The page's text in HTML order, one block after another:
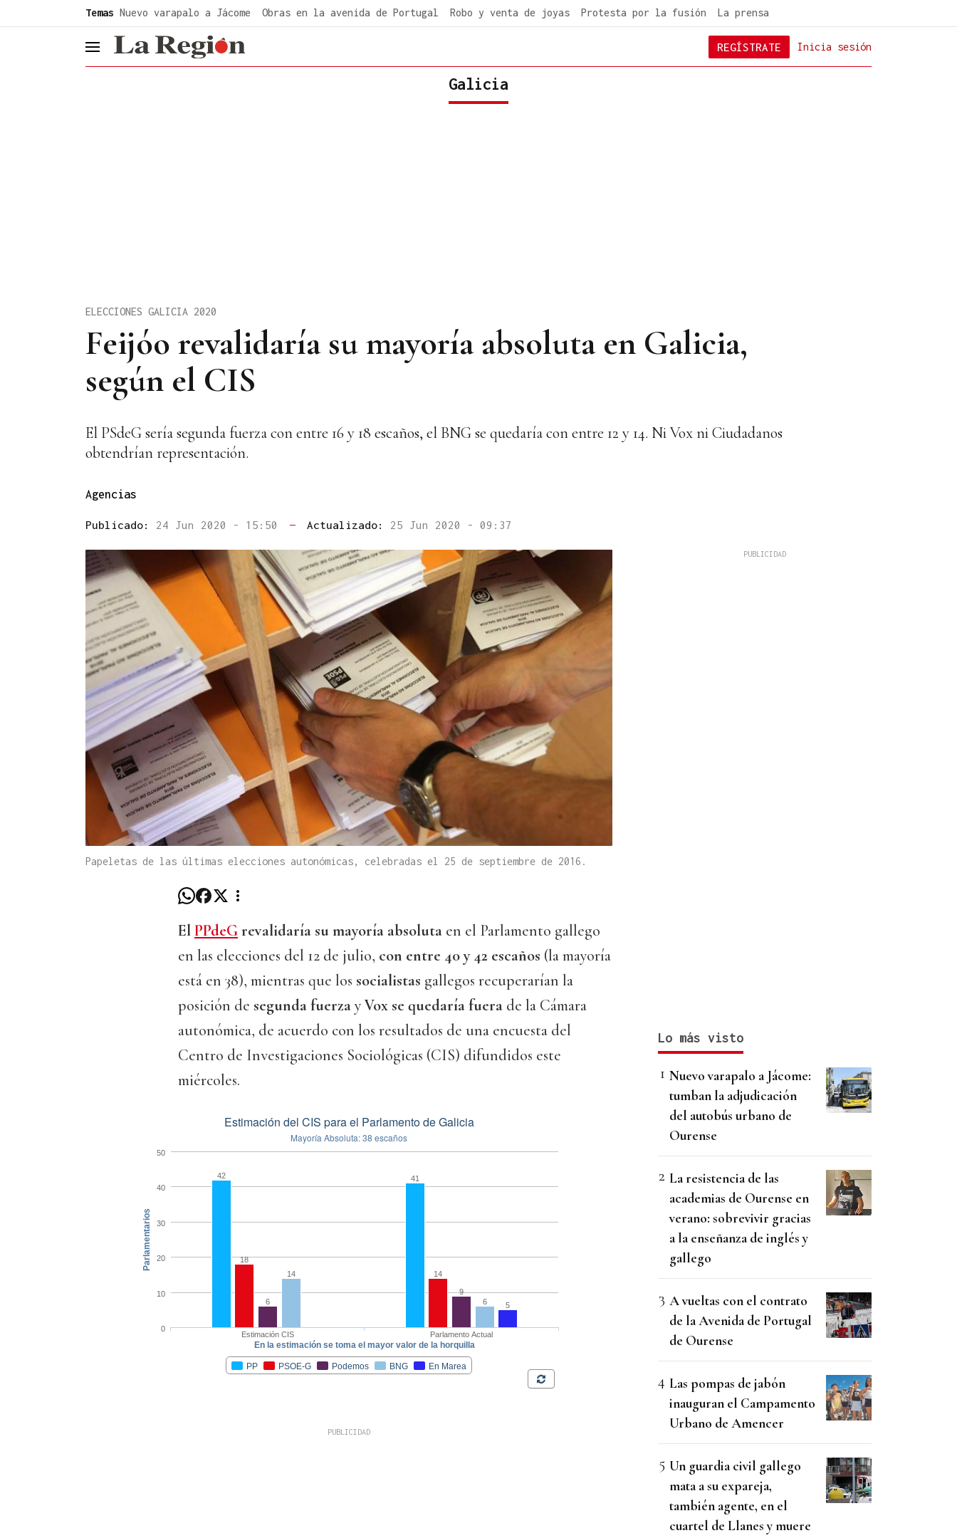
Temas Nuevo varapalo a Jácome Obras en la avenida de Portugal Robo y venta de joyas Protesta por la fusión La prensa
header.menu.open Inicia sesión
REGÍSTRATE
Galicia
Feijóo revalidaría su mayoría absoluta en Galicia,
según el CIS
ELECCIONES GALICIA 2020
El PSdeG sería segunda fuerza con entre 16 y 18 escaños, el BNG se quedaría con entre 12 y 14. Ni Vox ni Ciudadanos
obtendrían representación.
Agencias
Publicado: 24 Jun 2020 - 15:50 — Actualizado: 25 Jun 2020 - 09:37
Papeletas de las últimas elecciones autonómicas, celebradas el 25 de septiembre de 2016.
ElPPdeG revalidaría su mayoría absoluta en el Parlamento gallego
en las elecciones del 12 de julio, con entre 40 y 42 escaños (la mayoría
está en 38), mientras que los socialistas gallegos recuperarían la
posición de segunda fuerzayVox se quedaría fuera de la Cámara
autonómica, de acuerdo con los resultados de una encuesta del
Centro de Investigaciones Sociológicas (CIS) difundidos este
miércoles.
Lo más visto
Nuevo varapalo a Jácome:
tumban la adjudicación
del autobús urbano de
Ourense
La resistencia de las
academias de Ourense en
verano: sobrevivir gracias
a la enseñanza de inglés y
gallego
A vueltas con el contrato
de la Avenida de Portugal
de Ourense
Las pompas de jabón
inauguran el Campamento
Urbano de Amencer
Un guardia civil gallego
mata a su expareja,
también agente, en el
cuartel de Llanes y muere